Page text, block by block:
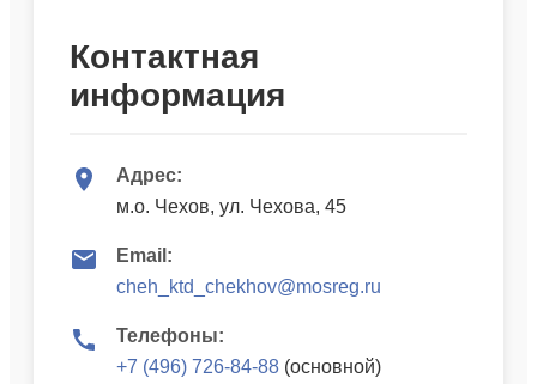
Контактная
информация
Адрес:
м.о. Чехов, ул. Чехова, 45
Email:
cheh_ktd_chekhov@mosreg.ru
Телефоны:
+7 (496) 726-84-88 (основной)